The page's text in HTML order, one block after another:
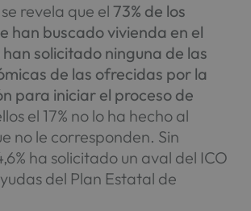
revela que el 73% de los
han buscado vivienda en el
solicitado ninguna de las
de las ofrecidas por la
para iniciar el proceso de
el 17% no lo ha hecho al
no le corresponden. Sin
ha solicitado un aval del ICO
del Plan Estatal de